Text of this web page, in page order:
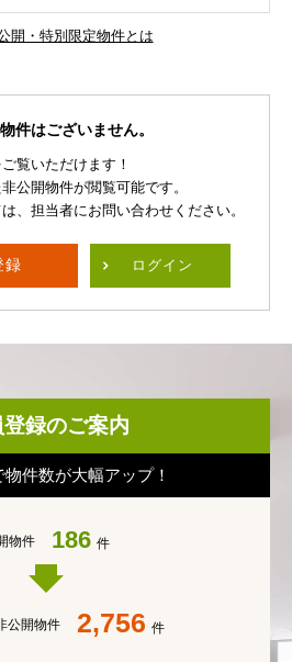
開・特別限定物件とは
件はございません。
覧いただけます！
公開物件が閲覧可能です。
、担当者にお問い合わせください。
録 ログイン
録のご案内
件数が大幅アップ！
物件 186 件
公開物件 2,756 件